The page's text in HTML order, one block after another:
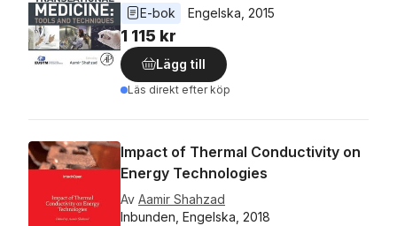
E-bok
Engelska 2015
1 115 kr
Lägg till
Läs direkt efter köp
Impact of Thermal Conductivity on
Energy Technologies
Av Aamir Shahzad
Inbunden, Engelska, 2018